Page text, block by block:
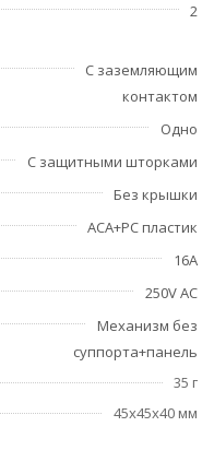
2
С заземляющим
контактом
Одно
С защитными шторками
Без крышки
ACA+PC пластик
16А
250V AC
Механизм без
суппорта+панель
35 г
45x45x40 мм